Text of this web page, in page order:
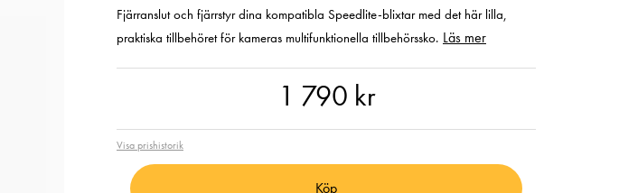
Fjärranslut och fjärrstyr dina kompatibla Speedlite-blixtar med det här lilla,
praktiska tillbehöret för kameras multifunktionella tillbehörssko. Läs mer
1 790 kr
Visa prishistorik
Köp